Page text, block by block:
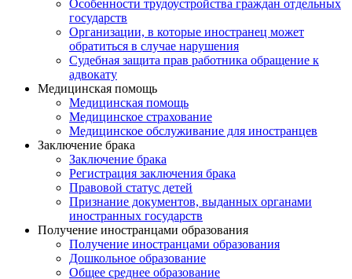
Особенности трудоустройства граждан отдельных
государств
Организации, в которые иностранец может
обратиться в случае нарушения
Судебная защита прав работника обращение к
адвокату
Медицинская помощь
Медицинская помощь
Медицинское страхование
Медицинское обслуживание для иностранцев
Заключение брака
Заключение брака
Регистрация заключения брака
Правовой статус детей
Признание документов, выданных органами
иностранных государств
Получение иностранцами образования
Получение иностранцами образования
Дошкольное образование
Общее среднее образование